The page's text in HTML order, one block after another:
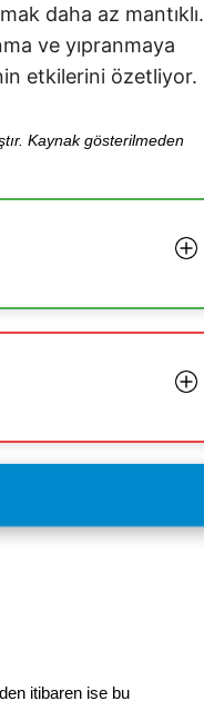
daha az mantıklı.
ve yıpranmaya
etkilerini özetliyor.
Kaynak gösterilmeden
itibaren ise bu